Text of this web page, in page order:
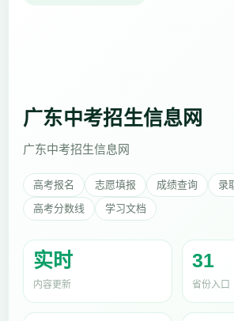
广东中考招生信息网
广东中考招生信息网
高考报名 志愿填报 成绩查询
录
高考分数线
学习文档
实时
内容更新
31
省份入口